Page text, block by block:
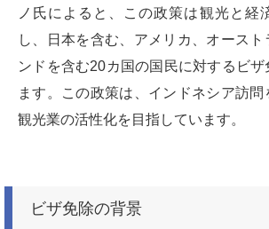
ノ氏によると、この政策は観光と経
し、日本を含む、アメリカ、オースト
ンドを含む20カ国の国民に対するビ
ます。この政策は、インドネシア訪問
観光業の活性化を目指しています。
ビザ免除の背景